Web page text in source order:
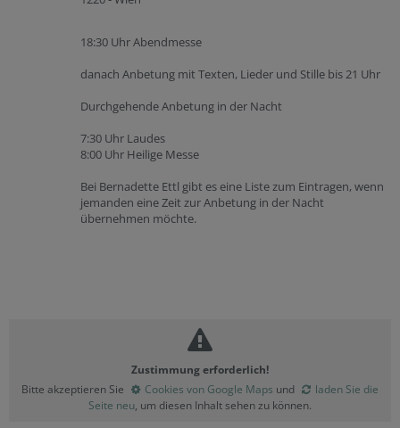
18:30 Uhr Abendmesse
danach Anbetung mit Texten, Lieder und Stille bis 21 Uhr
Durchgehende Anbetung in der Nacht
7:30 Uhr Laudes
8:00 Uhr Heilige Messe
Bei Bernadette Ettl gibt es eine Liste zum Eintragen, wenn
jemanden eine Zeit zur Anbetung in der Nacht
übernehmen möchte.
Zustimmung erforderlich!
Bitte akzeptieren Sie
Cookies von Google Maps und
laden Sie die
Seite neu, um diesen Inhalt sehen zu können.